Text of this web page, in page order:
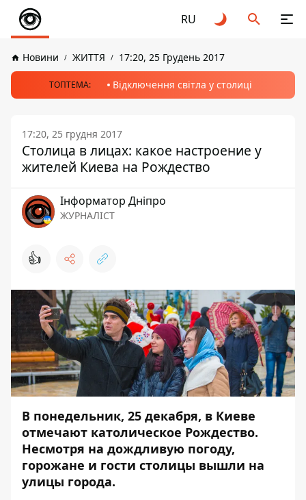
RU
Новини ЖИТТЯ 17:20, 25 Грудень 2017
ТОПТЕМА: Відключення світла у столиці
17:20, 25 грудня 2017
Столица в лицах: какое настроение у
жителей Киева на Рождество
Інформатор Дніпро
ЖУРНАЛІСТ
👍
В понедельник, 25 декабря, в Киеве
отмечают католическое Рождество.
Несмотря на дождливую погоду,
горожане и гости столицы вышли на
улицы города.